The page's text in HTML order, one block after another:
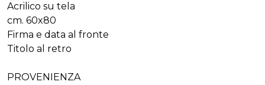
Acrilico su tela
cm. 60x80
Firma e data al fronte
Titolo al retro
PROVENIENZA